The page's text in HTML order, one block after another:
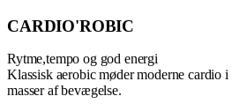
CARDIO'ROBIC
Rytme,tempo og god energi
Klassisk aerobic møder moderne cardio
masser af bevægelse.